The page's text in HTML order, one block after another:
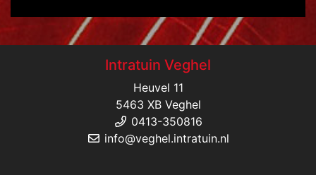
Intratuin Veghel
Heuvel 11
5463 XB Veghel
0413-350816
info@veghel.intratuin.nl